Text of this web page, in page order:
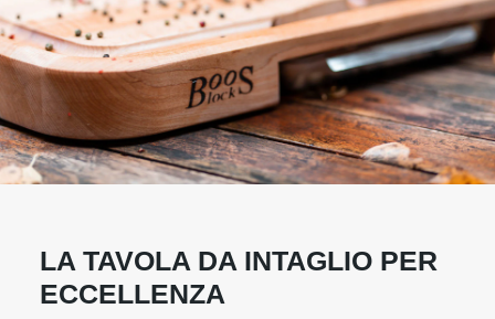
LA TAVOLA DA INTAGLIO PER
ECCELLENZA